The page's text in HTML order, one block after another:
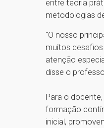
entre teoria
metodologias
"O nosso
muitos
atenção
disse o
Para o
formação
inicial,